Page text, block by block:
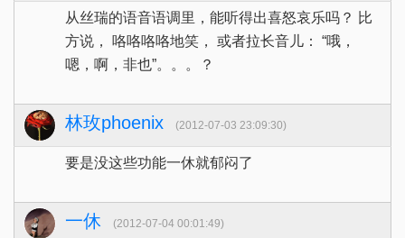
从丝瑞的语音语调里，能听得出喜怒哀乐吗？ 比
方说， 咯咯咯咯地笑， 或者拉长音儿： “哦，
嗯，啊，非也”。。。？
林玫phoenix (2012-07-03 23:09:30)
要是没这些功能一休就郁闷了
一休 (2012-07-04 00:01:49)